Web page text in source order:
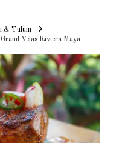
& Tulum
Velas Riviera Maya